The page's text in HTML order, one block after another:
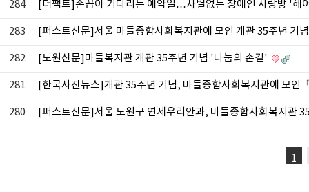
284 [더팩트]손꼽아 기다리는 예약일…차별없는 장애인 사랑방 '헤
283 [퍼스트신문]서울 마들종합사회복지관에 모인 개관 35주년 기
282 [노원신문]마들복지관 개관 35주년 기념 '나눔의 손길'
281 [한국사진뉴스]개관 35주년 기념, 마들종합사회복지관에 모인
280 [퍼스트신문]서울 노원구 연세우리안과, 마들종합사회복지관
1